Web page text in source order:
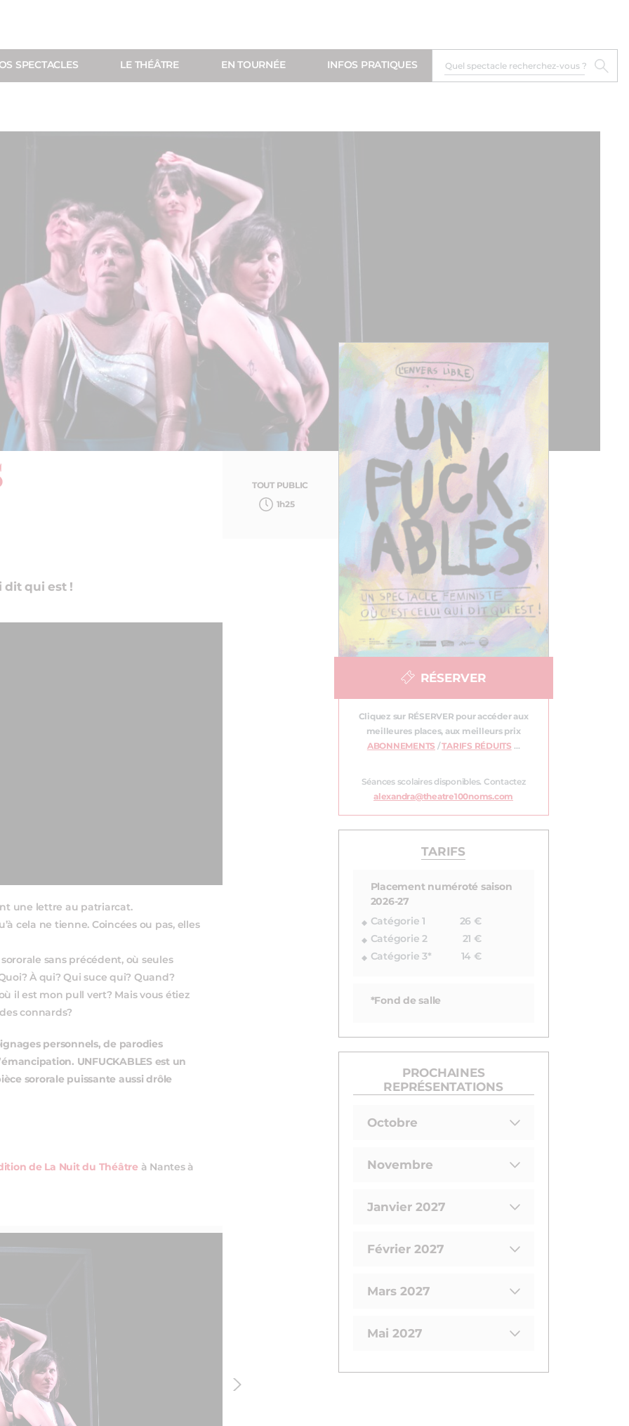
SPECTACLES LE THÉÂTRE EN TOURNÉE INFOS PRATIQUES
dit qui est !
une lettre au patriarcat.
cela ne tienne. Coincées ou pas, elles
sans précédent, où seules
À qui? Qui suce qui? Quand?
il est mon pull vert? Mais vous étiez
connards?
personnels, de parodies
UNFUCKABLES est un
sororale puissante aussi drôle
de La Nuit du Théâtre à Nantes à
TOUT PUBLIC
1h25
RÉSERVER
Cliquez sur RÉSERVER pour accéder aux
meilleures places, aux meilleurs prix
ABONNEMENTS /TARIFS RÉDUITS …
Séances scolaires disponibles. Contactez
alexandra@theatre100noms.com
TARIFS
Placement numéroté saison
2026-27
Catégorie 1
26 €
Catégorie 2
21 €
Catégorie 3*
14 €
*Fond de salle
PROCHAINES
REPRÉSENTATIONS
Octobre
Novembre
Janvier 2027
Février 2027
Mars 2027
Mai 2027